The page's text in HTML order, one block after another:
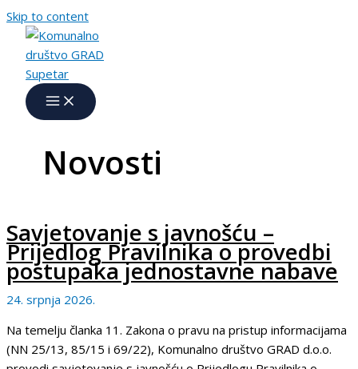
Skip to content
Novosti
Savjetovanje s javnošću –
Prijedlog Pravilnika o provedbi
postupaka jednostavne nabave
24. srpnja 2026.
Na temelju članka 11. Zakona o pravu na pristup informacijama
(NN 25/13, 85/15 i 69/22), Komunalno društvo GRAD d.o.o.